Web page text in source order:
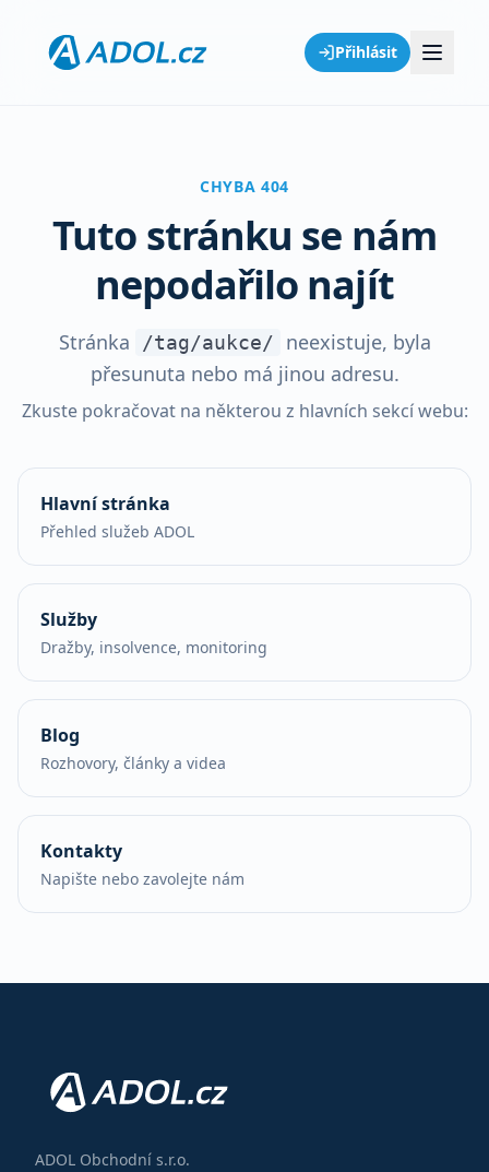
Přihlásit
CHYBA 404
Tuto stránku se nám
nepodařilo najít
Stránka /tag/aukce/
neexistuje, byla
přesunuta nebo má jinou adresu.
Zkuste pokračovat na některou z hlavních sekcí webu:
Hlavní stránka
Přehled služeb ADOL
Služby
Dražby, insolvence, monitoring
Blog
Rozhovory, články a videa
Kontakty
Napište nebo zavolejte nám
ADOL Obchodní s.r.o.